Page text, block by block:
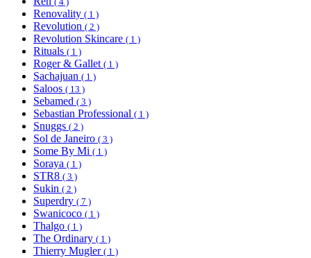
Renovality ( 1 )
Revolution ( 2 )
Revolution Skincare ( 1 )
Rituals ( 1 )
Roger & Gallet ( 1 )
Sachajuan ( 1 )
Saloos ( 13 )
Sebamed ( 3 )
Sebastian Professional ( 1 )
Snuggs ( 2 )
Sol de Janeiro ( 3 )
Some By Mi ( 1 )
Soraya ( 1 )
STR8 ( 3 )
Sukin ( 2 )
Superdry ( 7 )
Swanicoco ( 1 )
Thalgo ( 1 )
The Ordinary ( 1 )
Thierry Mugler ( 1 )